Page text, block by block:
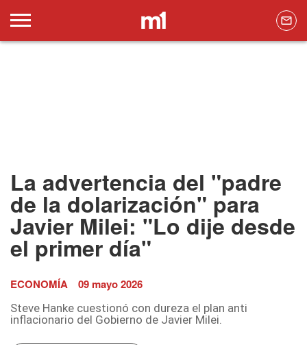
La advertencia del "padre
de la dolarización" para
Javier Milei: "Lo dije desde
el primer día"
ECONOMÍA 09 mayo 2026
Steve Hanke cuestionó con dureza el plan anti
inflacionario del Gobierno de Javier Milei.